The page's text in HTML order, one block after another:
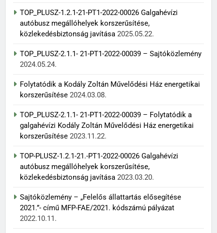
TOP_PLUSZ-1.2.1-21-PT1-2022-00026 Galgahévízi
autóbusz megállóhelyek korszerűsítése,
közlekedésbiztonság javítása 2025.05.22.
TOP_PLUSZ-2.1.1- 21-PT1-2022-00039 – Sajtóközlemény
2024.05.24.
Folytatódik a Kodály Zoltán Művelődési Ház energetikai
korszerűsítése 2024.03.08.
TOP_PLUSZ-2.1.1- 21-PT1-2022-00039 – Folytatódik a
galgahévízi Kodály Zoltán Művelődési Ház energetikai
korszerűsítése 2023.11.22.
TOP-PLUSZ-1.2.1-21.-PT1-2022-00026 Galgahévízi
autóbusz megállóhelyek korszerűsítése,
közlekedésbiztonság javítása 2023.03.20.
Sajtóközlemény – „Felelős állattartás elősegítése
2021.”- című MFP-FAE/2021. kódszámú pályázat
2022.10.11.